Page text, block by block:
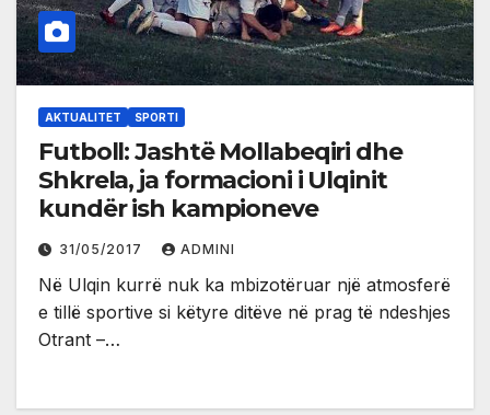
AKTUALITET SPORTI
Futboll: Jashtë Mollabeqiri dhe
Shkrela, ja formacioni i Ulqinit
kundër ish kampioneve
31/05/2017 ADMINI
Në Ulqin kurrë nuk ka mbizotëruar një atmosferë
e tillë sportive si këtyre ditëve në prag të ndeshjes
Otrant –…